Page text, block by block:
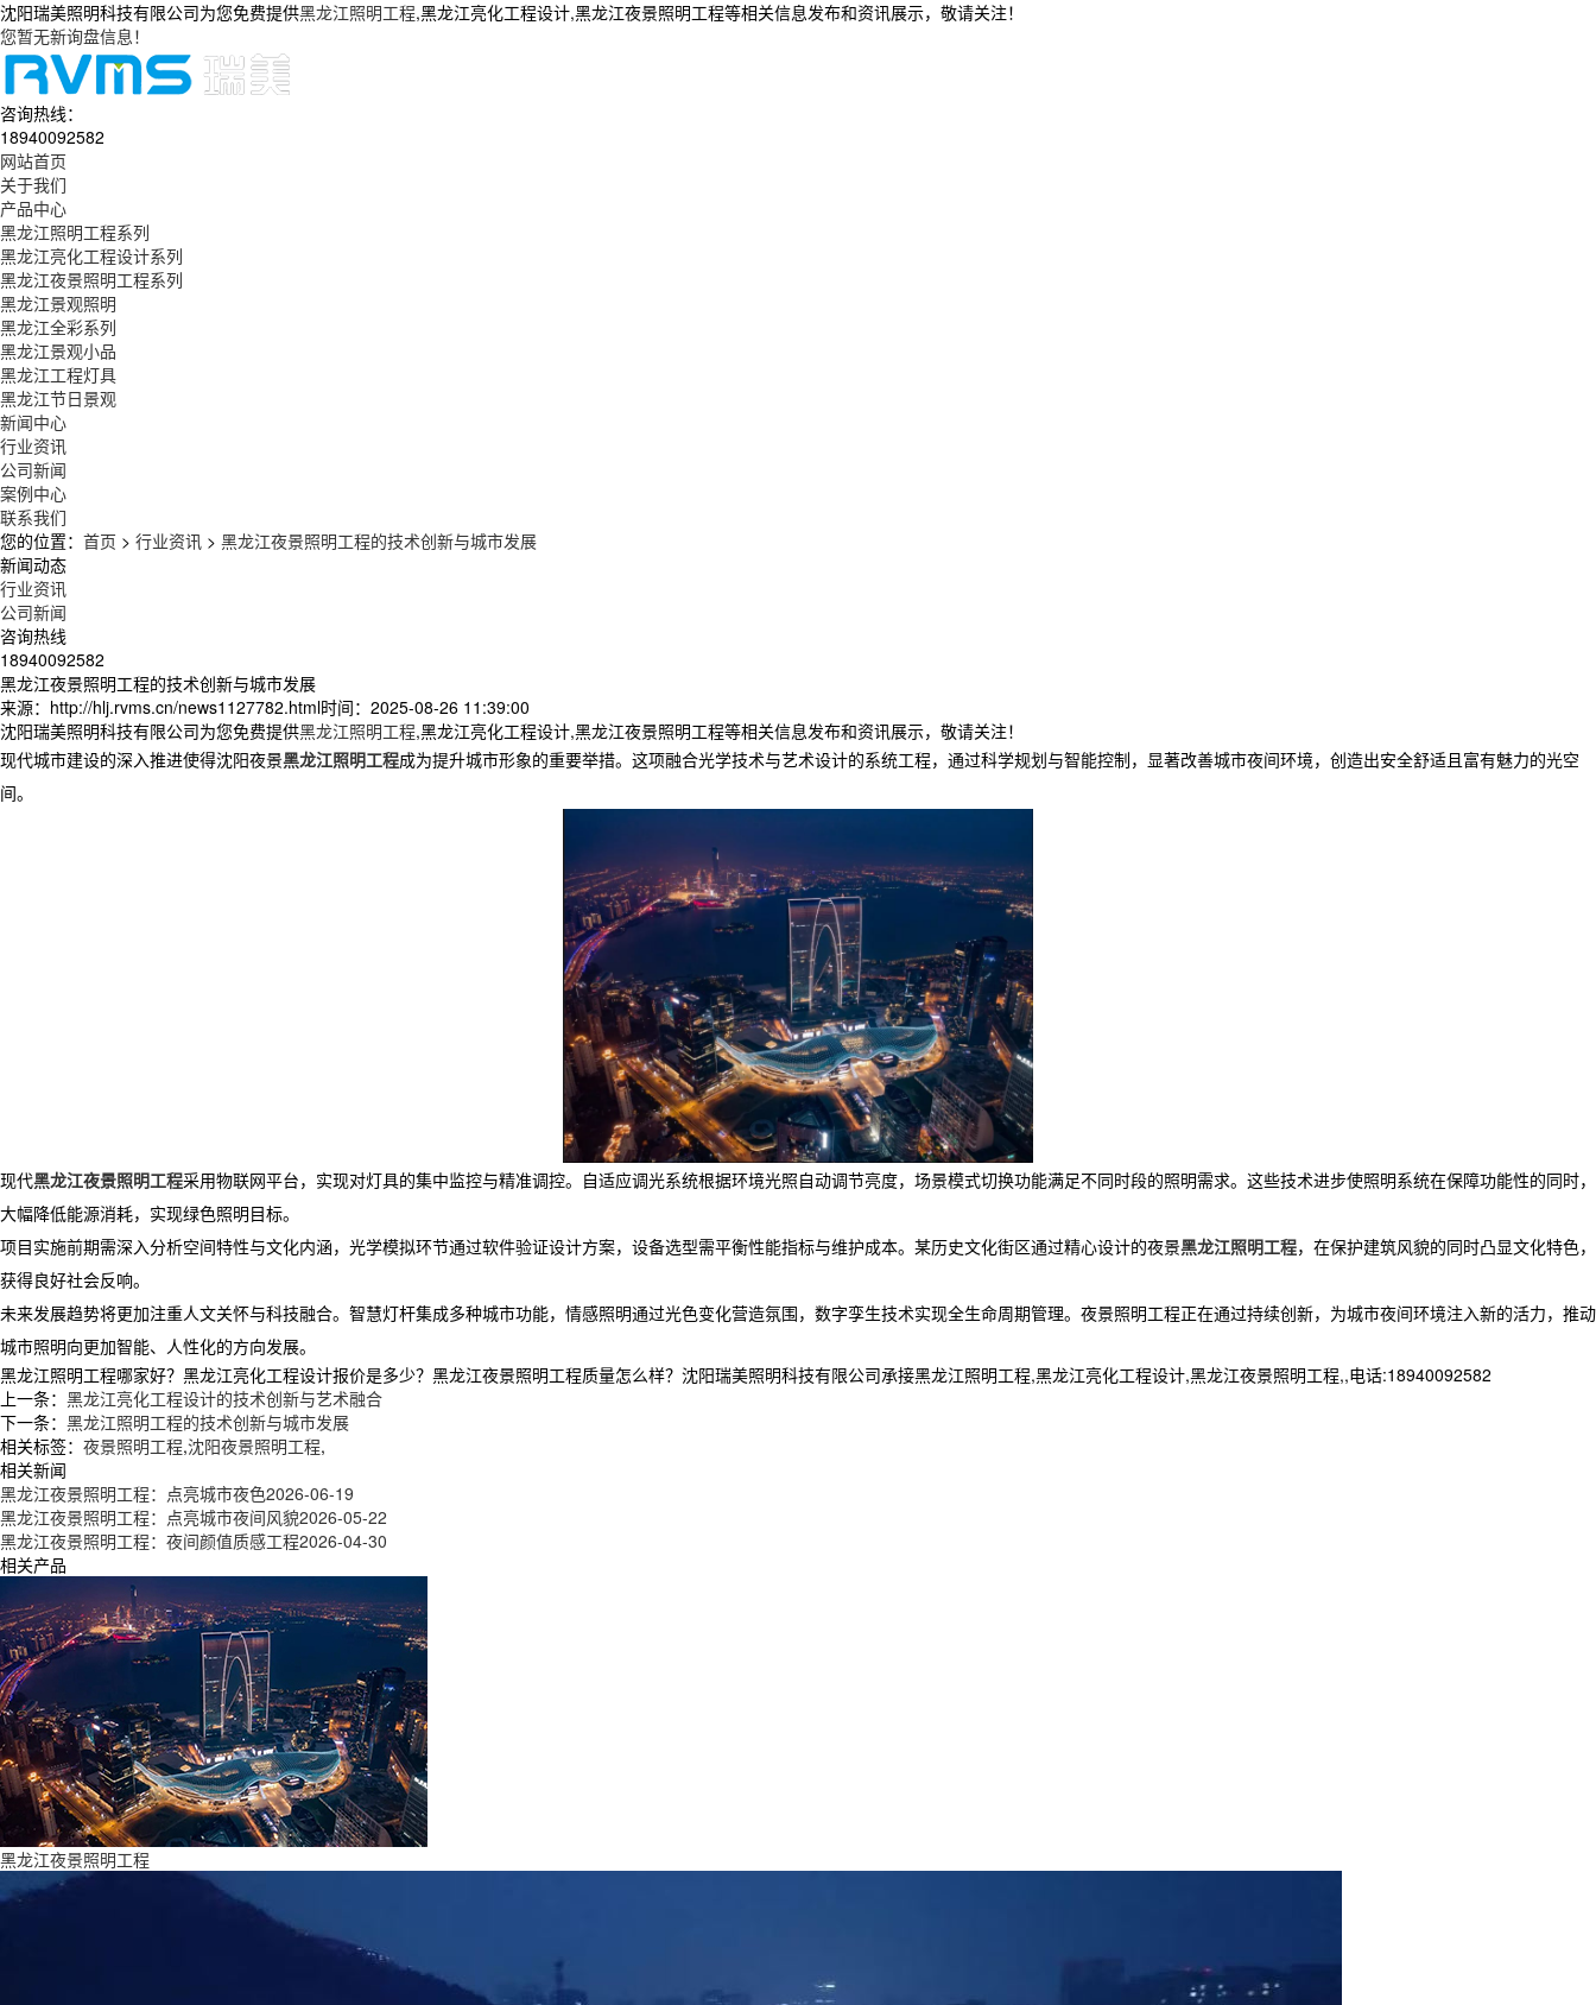
沈阳瑞美照明科技有限公司为您免费提供黑龙江照明工程,黑龙江亮化工程设计,黑龙江夜景照明工程等相关信息发布和资讯展示，敬请关注！
您暂无新询盘信息！
咨询热线：
18940092582
网站首页
关于我们
产品中心
黑龙江照明工程系列
黑龙江亮化工程设计系列
黑龙江夜景照明工程系列
黑龙江景观照明
黑龙江全彩系列
黑龙江景观小品
黑龙江工程灯具
黑龙江节日景观
新闻中心
行业资讯
公司新闻
案例中心
联系我们
您的位置： 首页 > 行业资讯 > 黑龙江夜景照明工程的技术创新与城市发展
新闻动态
行业资讯
公司新闻
咨询热线
18940092582
黑龙江夜景照明工程的技术创新与城市发展
来源：http://hlj.rvms.cn/news1127782.html时间：2025-08-26 11:39:00
沈阳瑞美照明科技有限公司为您免费提供黑龙江照明工程,黑龙江亮化工程设计,黑龙江夜景照明工程等相关信息发布和资讯展示，敬请关注！
现代城市建设的深入推进使得沈阳夜景黑龙江照明工程成为提升城市形象的重要举措。这项融合光学技术与艺术设计的系统工程，通过科学规划与智能控制，显著改善城市夜间环境，创造出安全舒适且富有魅力的光空
间。
现代黑龙江夜景照明工程采用物联网平台，实现对灯具的集中监控与精准调控。自适应调光系统根据环境光照自动调节亮度，场景模式切换功能满足不同时段的照明需求。这些技术进步使照明系统在保障功能性的同时，
大幅降低能源消耗，实现绿色照明目标。
项目实施前期需深入分析空间特性与文化内涵，光学模拟环节通过软件验证设计方案，设备选型需平衡性能指标与维护成本。某历史文化街区通过精心设计的夜景黑龙江照明工程，在保护建筑风貌的同时凸显文化特色，
获得良好社会反响。
未来发展趋势将更加注重人文关怀与科技融合。智慧灯杆集成多种城市功能，情感照明通过光色变化营造氛围，数字孪生技术实现全生命周期管理。夜景照明工程正在通过持续创新，为城市夜间环境注入新的活力，推动
城市照明向更加智能、人性化的方向发展。
黑龙江照明工程哪家好？黑龙江亮化工程设计报价是多少？黑龙江夜景照明工程质量怎么样？沈阳瑞美照明科技有限公司承接黑龙江照明工程,黑龙江亮化工程设计,黑龙江夜景照明工程,,电话:18940092582
上一条： 黑龙江亮化工程设计的技术创新与艺术融合
下一条： 黑龙江照明工程的技术创新与城市发展
相关标签： 夜景照明工程,沈阳夜景照明工程,
相关新闻
黑龙江夜景照明工程：点亮城市夜色2026-06-19
黑龙江夜景照明工程：点亮城市夜间风貌2026-05-22
黑龙江夜景照明工程：夜间颜值质感工程2026-04-30
相关产品
黑龙江夜景照明工程